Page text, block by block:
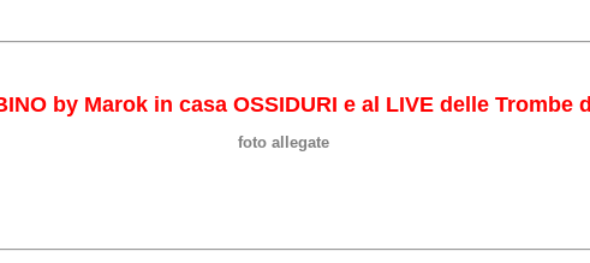
by Marok in casa OSSIDURI e al LIVE delle
foto allegate